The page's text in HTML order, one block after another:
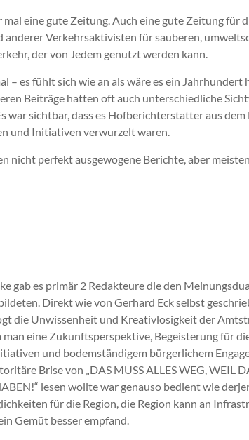
eine gute Zeitung. Auch eine gute Zeitung für
anderer Verkehrsaktivisten für sauberen,
der von Jedem genutzt werden kann.
– es fühlt sich wie an als wäre es ein
Beiträge hatten oft auch unterschiedliche
war sichtbar, dass es Hofberichterstatter aus dem
und Initiativen verwurzelt waren.
nicht perfekt ausgewogene Berichte, aber
gab es primär 2 Redakteure die den
Direkt wie von Gerhard Eck selbst
die Unwissenheit und Kreativlosigkeit der
eine Zukunftsperspektive, Begeisterung für
und bodemständigem bürgerlichem
Brise von „DAS MUSS ALLES WEG, WEIL
lesen wollte war genauso bedient wie
für die Region, die Region kann an
Gemüt besser empfand.